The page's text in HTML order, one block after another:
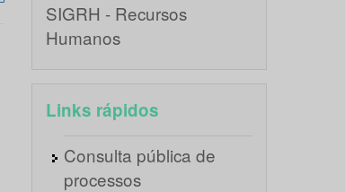
SIGRH - Recursos
Humanos
Links rápidos
Consulta pública de
processos